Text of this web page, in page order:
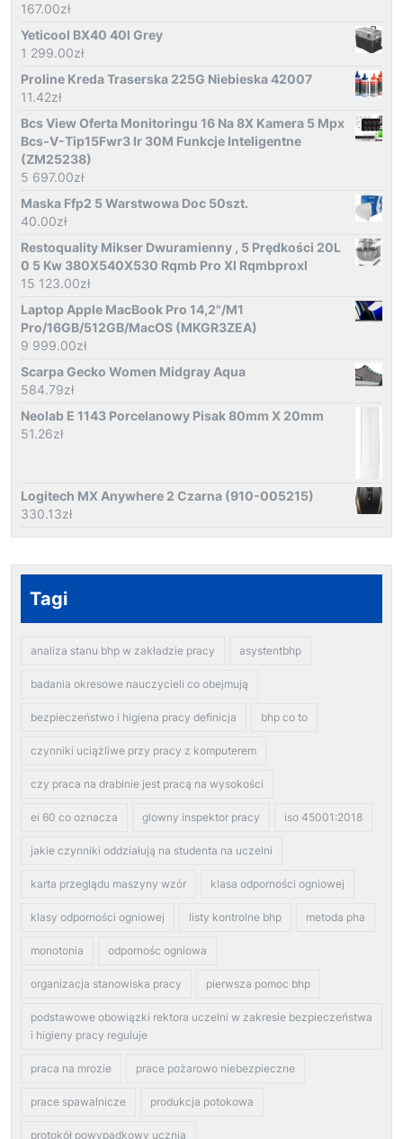
167.00zł
Yeticool BX40 40l Grey
1 299.00zł
Proline Kreda Traserska 225G Niebieska 42007
11.42zł
Bcs View Oferta Monitoringu 16 Na 8X Kamera 5 Mpx
Bcs-V-Tip15Fwr3 Ir 30M Funkcje Inteligentne
(ZM25238)
5 697.00zł
Maska Ffp2 5 Warstwowa Doc 50szt.
40.00zł
Restoquality Mikser Dwuramienny , 5 Prędkości 20L
0 5 Kw 380X540X530 Rqmb Pro Xl Rqmbproxl
15 123.00zł
Laptop Apple MacBook Pro 14,2"/M1
Pro/16GB/512GB/MacOS (MKGR3ZEA)
9 999.00zł
Scarpa Gecko Women Midgray Aqua
584.79zł
Neolab E 1143 Porcelanowy Pisak 80mm X 20mm
51.26zł
Logitech MX Anywhere 2 Czarna (910-005215)
330.13zł
Tagi
analiza stanu bhp w zakładzie pracy asystentbhp
badania okresowe nauczycieli co obejmują
bezpieczeństwo i higiena pracy definicja bhp co to
czynniki uciążliwe przy pracy z komputerem
czy praca na drabinie jest pracą na wysokości
ei 60 co oznacza glowny inspektor pracy iso 45001:2018
jakie czynniki oddziałują na studenta na uczelni
karta przeglądu maszyny wzór klasa odporności ogniowej
klasy odporności ogniowej listy kontrolne bhp metoda pha
monotonia odpornośc ogniowa
organizacja stanowiska pracy pierwsza pomoc bhp
podstawowe obowiązki rektora uczelni w zakresie bezpieczeństwa
i higieny pracy reguluje
praca na mrozie prace pożarowo niebezpieczne
prace spawalnicze produkcja potokowa
protokół powypadkowy ucznia